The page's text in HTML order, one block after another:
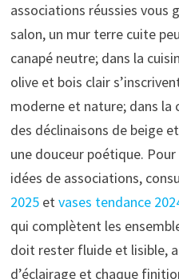
associations réussies vous
salon, un mur terre cuite
canapé neutre; dans la
olive et bois clair
moderne et nature; dans la
des déclinaisons de beige
une douceur poétique.
idées de associations,
2025etvases tendance
qui complètent les
doit rester fluide et lisible,
d’éclairage et chaque